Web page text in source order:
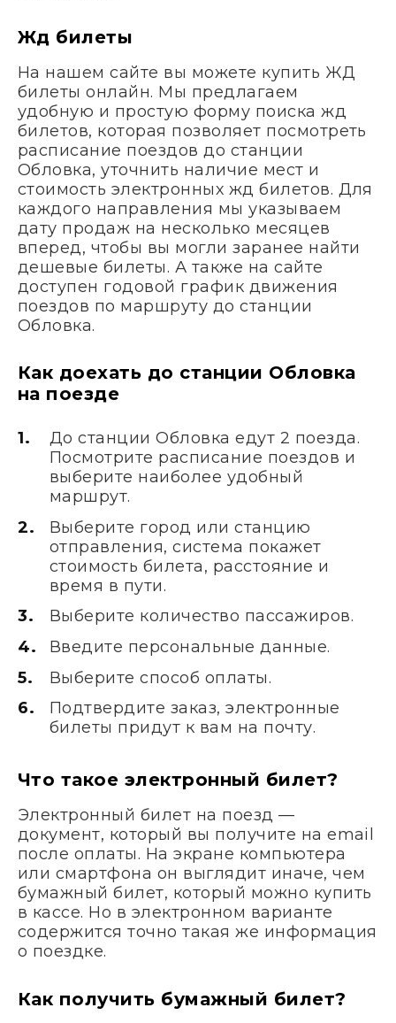
Жд билеты
На нашем сайте вы можете купить ЖД
билеты онлайн. Мы предлагаем
удобную и простую форму поиска жд
билетов, которая позволяет посмотреть
расписание поездов до станции
Обловка, уточнить наличие мест и
стоимость электронных жд билетов. Для
каждого направления мы указываем
дату продаж на несколько месяцев
вперед, чтобы вы могли заранее найти
дешевые билеты. А также на сайте
доступен годовой график движения
поездов по маршруту до станции
Обловка.
Как доехать до станции Обловка
на поезде
До станции Обловка едут 2 поезда.
Посмотрите расписание поездов и
выберите наиболее удобный
маршрут.
Выберите город или станцию
отправления, система покажет
стоимость билета, расстояние и
время в пути.
Выберите количество пассажиров.
Введите персональные данные.
Выберите способ оплаты.
Подтвердите заказ, электронные
билеты придут к вам на почту.
Что такое электронный билет?
Электронный билет на поезд —
документ, который вы получите на email
после оплаты. На экране компьютера
или смартфона он выглядит иначе, чем
бумажный билет, который можно купить
в кассе. Но в электронном варианте
содержится точно такая же информация
о поездке.
Как получить бумажный билет?